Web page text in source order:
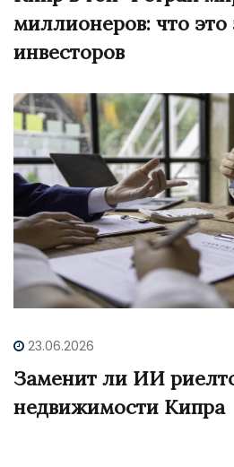
миллионеров: что это
инвесторов
23.06.2026
Заменит ли ИИ
недвижимости Кипра